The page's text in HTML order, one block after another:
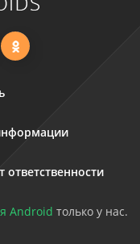
ответственности
Android только у нас.